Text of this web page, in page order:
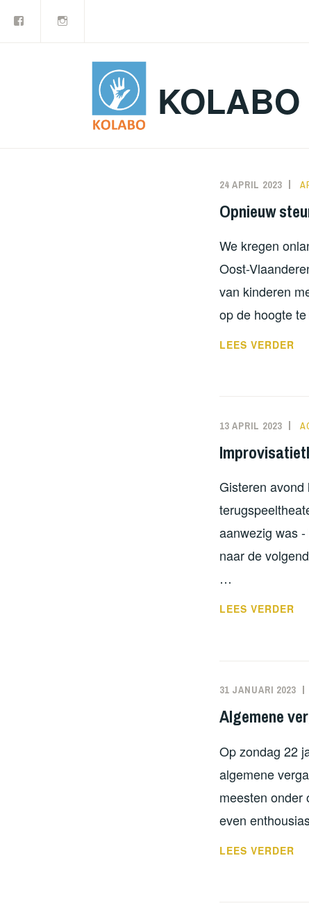
naar
KOLABO
24 APRIL 2023
Opnieuw
We kregen
Oost-
van kinderen
op de hoogte
LEES VERDER
13 APRIL 2023
Gisteren
aanwezig was
naar de
…
LEES VERDER
31 JANUARI 2023
Algemene
Op zondag 22
algemene
meesten onder
even
LEES VERDER